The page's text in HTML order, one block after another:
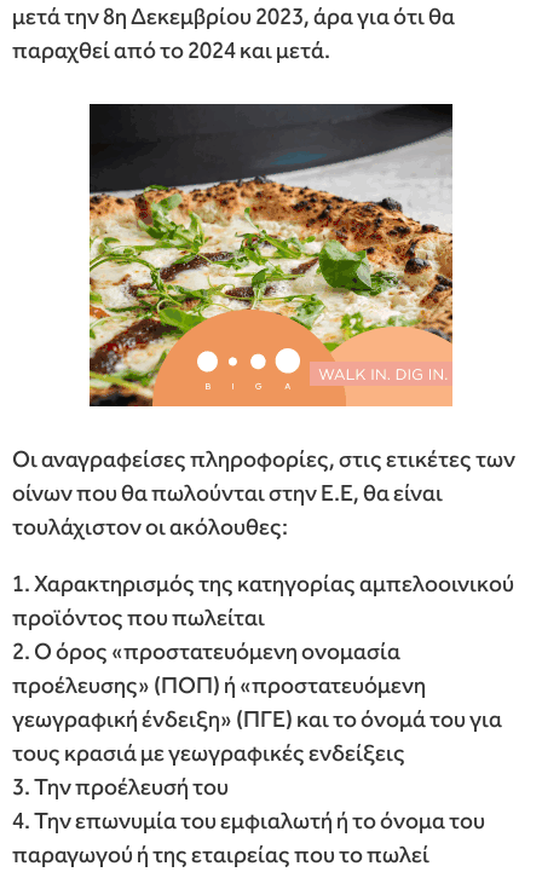
μετά την 8η Δεκεμβρίου 2023, άρα για ότι θα
παραχθεί από το 2024 και μετά.
Οι αναγραφείσες πληροφορίες, στις ετικέτες των
οίνων που θα πωλούνται στην Ε.Ε, θα είναι
τουλάχιστον οι ακόλουθες:
1. Χαρακτηρισμός της κατηγορίας αμπελοοινικού
προϊόντος που πωλείται
2. Ο όρος «προστατευόμενη ονομασία
προέλευσης» (ΠΟΠ) ή «προστατευόμενη
γεωγραφική ένδειξη» (ΠΓΕ) και το όνομά του για
τους κρασιά με γεωγραφικές ενδείξεις
3. Την προέλευσή του
4. Την επωνυμία του εμφιαλωτή ή το όνομα του
παραγωγού ή της εταιρείας που το πωλεί